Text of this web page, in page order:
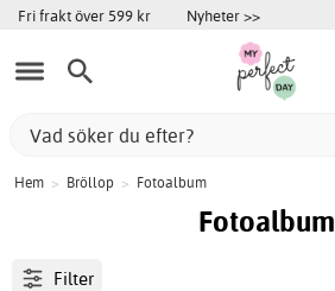
Fri frakt över 599 kr Nyheter >>
Hem > Bröllop > Fotoalbum
Fotoalbum
Filter